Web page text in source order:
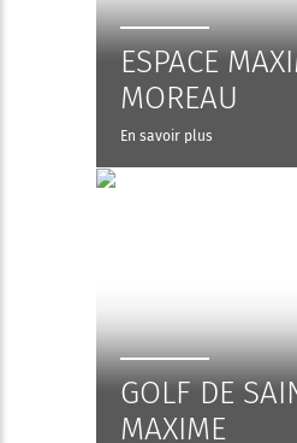
ESPACE
MOREAU
En savoir plus
GOLF DE
MAXIME